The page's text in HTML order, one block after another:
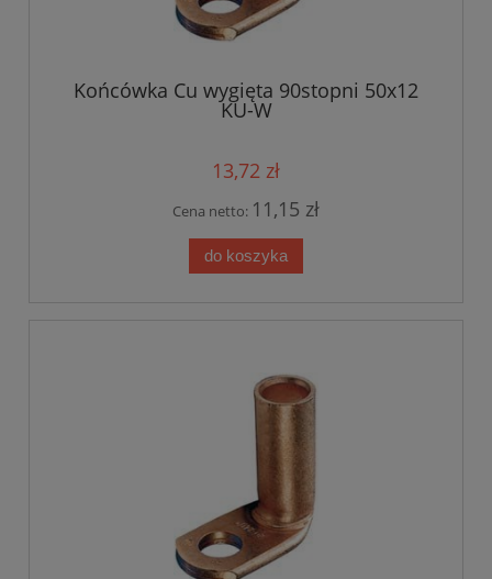
Końcówka Cu wygięta 90stopni 50x12
KU-W
13,72 zł
Cena netto: 11,15 zł
do koszyka